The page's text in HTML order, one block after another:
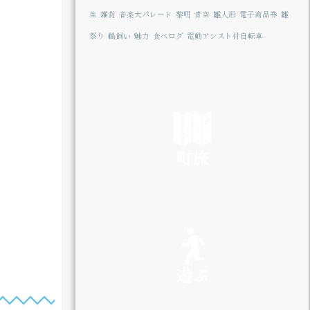
生 雑貨 音楽大パレード 黎明 青空 雛人形 電子商品券 雛
祭り 鵜飼い 魅力 食べログ 電動アシスト付自転車